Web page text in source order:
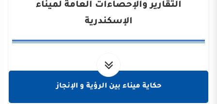
التقارير والإحصاءات العامة لميناء
الإسكندرية
حكاية ميناء بين الرؤية و الإنجاز